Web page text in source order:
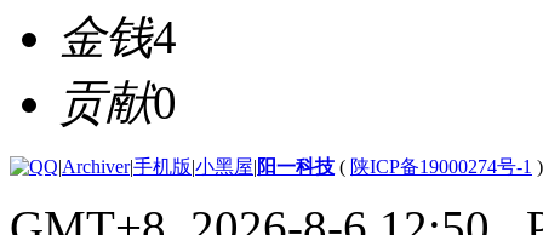
金钱4
贡献0
|Archiver|手机版|小黑屋| 阳一科技 ( 陕ICP备19000274号-1 )